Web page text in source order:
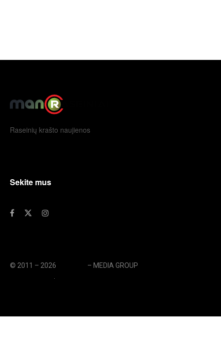
Raseinių krašto naujienos
Sekite mus
© 2011 – 2026 – MEDIA GROUP